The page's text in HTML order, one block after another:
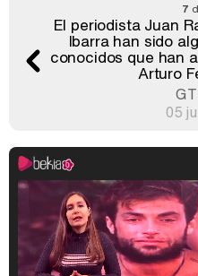
7
El periodista Juan
Ibarra han sido
conocidos que han
Arturo
05